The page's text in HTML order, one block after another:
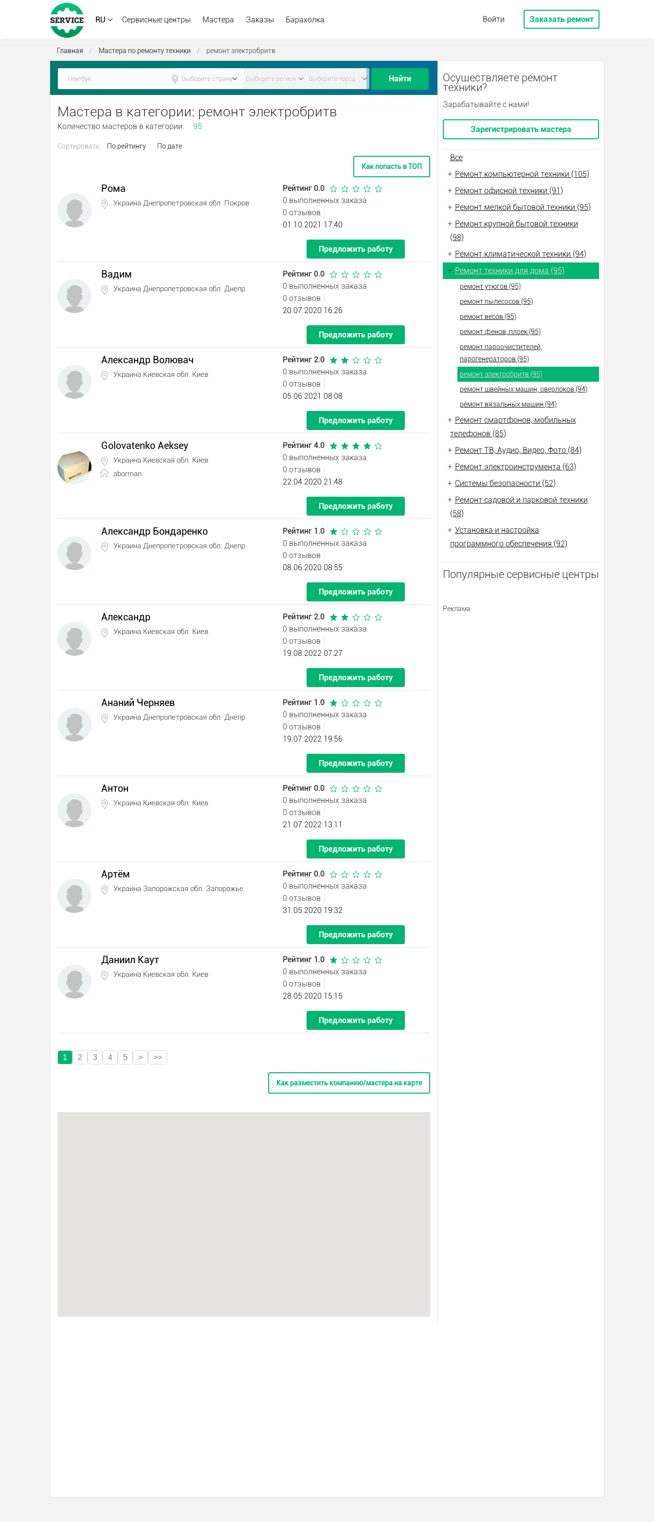
RU Сервисные центры Мастера Заказы Барахолка Войти Заказать ремонт
Главная / Мастера по ремонту техники / ремонт электробритв
Найти
Мастера в категории: ремонт электробритв
Количество мастеров в категории: 95
Сортировать: По рейтингу По дате
Как попасть в ТОП
Рома
Украина Днепропетровская обл. Покров
Рейтинг 0.0
0 выполненных заказа
0 отзывов
01.10.2021 17:40
Предложить работу
Вадим
Украина Днепропетровская обл. Днепр
Рейтинг 0.0
0 выполненных заказа
0 отзывов
20.07.2020 16:26
Предложить работу
Александр Волювач
Украина Киевская обл. Киев
Рейтинг 2.0
0 выполненных заказа
0 отзывов
05.06.2021 08:08
Предложить работу
Golovatenko Aeksey
Украина Киевская обл. Киев
aborman
Рейтинг 4.0
0 выполненных заказа
0 отзывов
22.04.2020 21:48
Предложить работу
Александр Бондаренко
Украина Днепропетровская обл. Днепр
Рейтинг 1.0
0 выполненных заказа
0 отзывов
08.06.2020 08:55
Предложить работу
Александр
Украина Киевская обл. Киев
Рейтинг 2.0
0 выполненных заказа
0 отзывов
19.08.2022 07:27
Предложить работу
Ананий Черняев
Украина Днепропетровская обл. Днепр
Рейтинг 1.0
0 выполненных заказа
0 отзывов
19.07.2022 19:56
Предложить работу
Антон
Украина Киевская обл. Киев
Рейтинг 0.0
0 выполненных заказа
0 отзывов
21.07.2022 13:11
Предложить работу
Артём
Украина Запорожская обл. Запорожье
Рейтинг 0.0
0 выполненных заказа
0 отзывов
31.05.2020 19:32
Предложить работу
Даниил Каут
Украина Киевская обл. Киев
Рейтинг 1.0
0 выполненных заказа
0 отзывов
28.05.2020 15:15
Предложить работу
1 2 3 4 5 > >>
Как разместить компанию/мастера на карте
Осуществляете ремонт
техники?
Зарабатывайте с нами!
Зарегистрировать мастера
Все
+ Ремонт компьютерной техники (105)
+ Ремонт офисной техники (91)
+ Ремонт мелкой бытовой техники (95)
+ Ремонт крупной бытовой техники
(98)
+ Ремонт климатической техники (94)
+ Ремонт техники для дома (95)
ремонт утюгов (95)
ремонт пылесосов (95)
ремонт весов (95)
ремонт фенов, плоек (95)
ремонт пароочистителей,
парогенераторов (95)
ремонт электробритв (95)
ремонт швейных машин, оверлоков (94)
ремонт вязальных машин (94)
+ Ремонт смартфонов, мобильных
телефонов (85)
+ Ремонт ТВ, Аудио, Видео, Фото (84)
+ Ремонт электроинструмента (63)
+ Системы безопасности (52)
+ Ремонт садовой и парковой техники
(58)
+ Установка и настройка
программного обеспечения (92)
Популярные сервисные центры
Реклама